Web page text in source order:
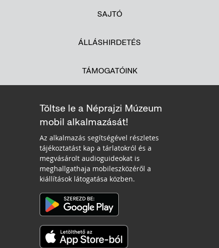
SAJTÓ
ÁLLÁSHIRDETÉS
TÁMOGATÓINK
Töltse le a Néprajzi Múzeum
mobil alkalmazását!
Az alkalmazás segítségével részletes
tájékoztatást kap a tárlatokról és a
megvásárolt audioguideokat is
meghallgathaja mobileszközéről a
kiállítások látogatása közben.